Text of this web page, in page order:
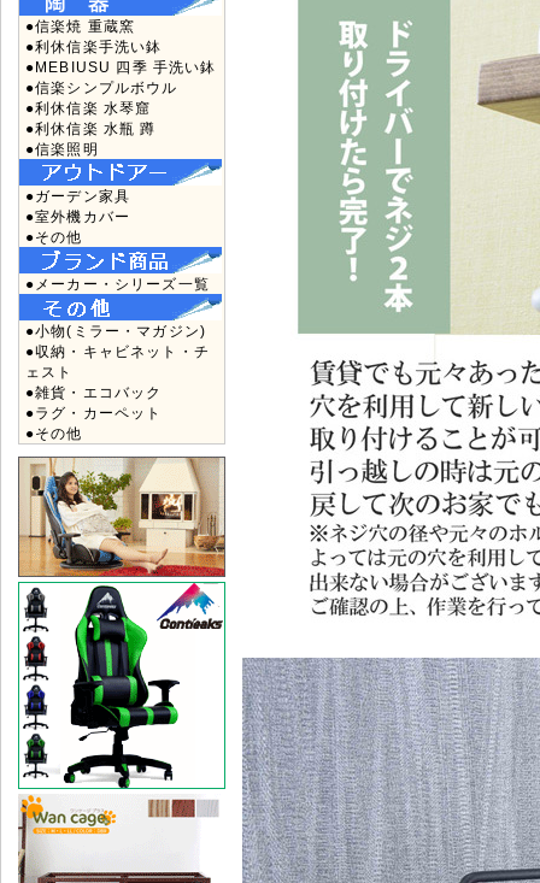
●信楽焼 重蔵窯
●利休信楽手洗い鉢
●MEBIUSU 四季 手洗い鉢
●信楽シンプルボウル
●利休信楽 水琴窟
●利休信楽 水瓶 蹲
●信楽照明
●ガーデン家具
●室外機カバー
●その他
●メーカー・シリーズ一覧
●小物(ミラー・マガジン)
●収納・キャビネット・チ
ェスト
●雑貨・エコバック
●ラグ・カーペット
●その他